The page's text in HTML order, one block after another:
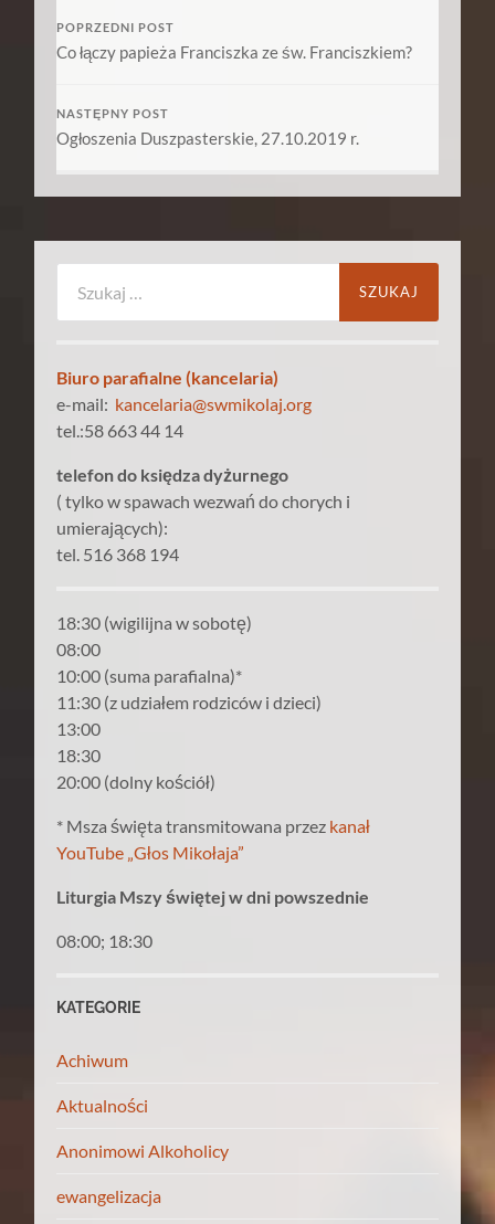
POPRZEDNI POST
Co łączy papieża Franciszka ze św. Franciszkiem?
NASTĘPNY POST
Ogłoszenia Duszpasterskie, 27.10.2019 r.
Biuro parafialne (kancelaria)
e-mail: kancelaria@swmikolaj.org
tel.:58 663 44 14
telefon do księdza dyżurnego
( tylko w spawach wezwań do chorych i
umierających):
tel. 516 368 194
18:30 (wigilijna w sobotę)
08:00
10:00 (suma parafialna)*
11:30 (z udziałem rodziców i dzieci)
13:00
18:30
20:00 (dolny kościół)
* Msza święta transmitowana przez kanał
YouTube „Głos Mikołaja”
Liturgia Mszy świętej w dni powszednie
08:00; 18:30
KATEGORIE
Achiwum
Aktualności
Anonimowi Alkoholicy
ewangelizacja